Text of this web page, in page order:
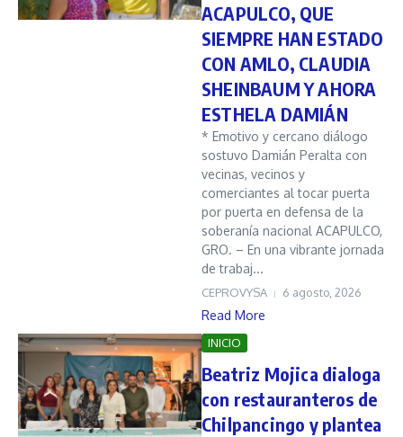
ACAPULCO, QUE
SIEMPRE HAN ESTADO
CON AMLO, CLAUDIA
SHEINBAUM Y AHORA
ESTHELA DAMIÁN
* Emotivo y cercano diálogo
sostuvo Damián Peralta con
vecinas, vecinos y
comerciantes al tocar puerta
por puerta en defensa de la
soberanía nacional ACAPULCO,
GRO. – En una vibrante jornada
de trabaj...
CEPROVYSA 6 agosto, 2026
Read More
INICIO
Beatriz Mojica dialoga
con restauranteros de
Chilpancingo y plantea